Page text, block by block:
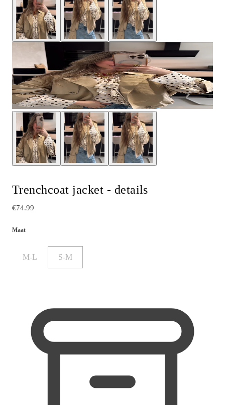
Trenchcoat jacket - details
€74.99
Maat
M-L S-M